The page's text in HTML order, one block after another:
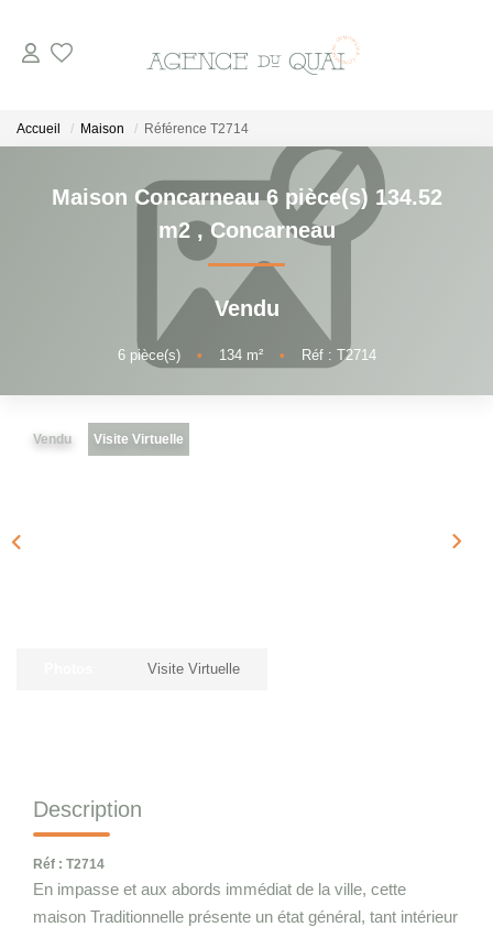
A La Vente
En Viager
A La Location
VENDRE
NOTRE AGENCE
Accueil Maison Référence T2714
Maison Concarneau 6 pièce(s) 134.52
m2 ,Concarneau
Vendu
6pièce(s) • 134m² • Réf : T2714
Vendu Visite Virtuelle
Visite Virtuelle
Description
Réf : T2714
En impasse et aux abords immédiat de la ville, cette
maison Traditionnelle présente un état général, tant intérieur